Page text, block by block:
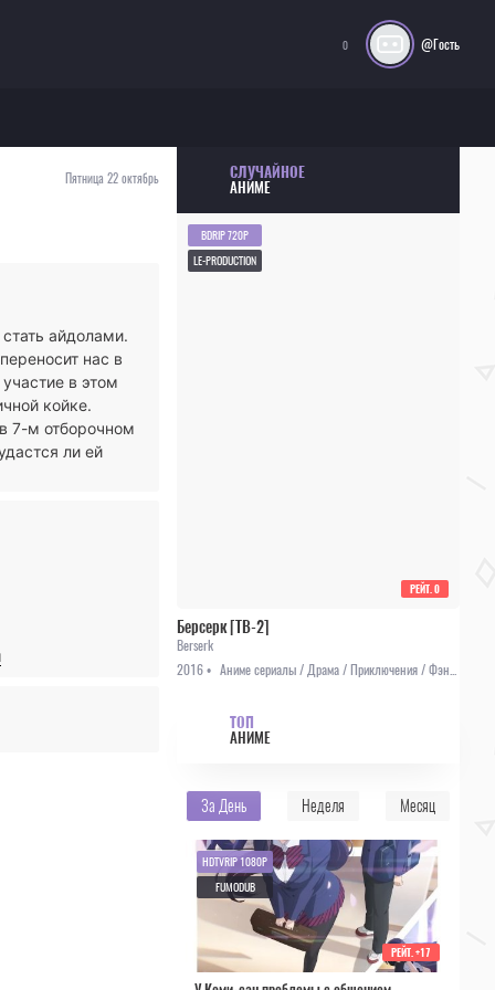
0 @Гость
Пятница 22 октябрь
айдолами.
нас в
в этом
койке.
7-м отборочном
ли ей
СЛУЧАЙНОЕ
АНИМЕ
Берсерк [ТВ-2]
Berserk
2016 •
Аниме сериалы / Драма / Приключения / Фэнтези
BDRIP 720P
LE-PRODUCTION
РЕЙТ. 0
ТОП
АНИМЕ
За День Неделя Месяц
HDTVRIP 1080P
FUMODUB
РЕЙТ. +17